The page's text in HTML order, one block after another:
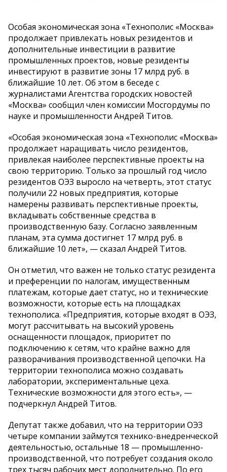
Особая экономическая зона «Технополис «Москва»
продолжает привлекать новых резидентов и
дополнительные инвестиции в развитие
промышленных проектов, новые резиденты
инвестируют в развитие зоны 17 млрд руб. в
ближайшие 10 лет. Об этом в беседе с
журналистами Агентства городских новостей
«Москва» сообщил член комиссии Мосгордумы по
науке и промышленности Андрей Титов.
«Особая экономическая зона «Технополис «Москва»
продолжает наращивать число резидентов,
привлекая наиболее перспективные проекты на
свою территорию. Только за прошлый год число
резидентов ОЭЗ выросло на четверть, этот статус
получили 22 новых предприятия, которые
намерены развивать перспективные проекты,
вкладывать собственные средства в
производственную базу. Согласно заявленным
планам, эта сумма достигнет 17 млрд руб. в
ближайшие 10 лет», — сказал Андрей Титов.
Он отметил, что важен не только статус резидента
и преференции по налогам, имущественным
платежам, которые дает статус, но и технические
возможности, которые есть на площадках
технополиса. «Предприятия, которые входят в ОЭЗ,
могут рассчитывать на высокий уровень
оснащенности площадок, приоритет по
подключению к сетям, что крайне важно для
разворачивания производственной цепочки. На
территории технополиса можно создавать
лаборатории, экспериментальные цеха.
Технические возможности для этого есть», —
подчеркнул Андрей Титов.
Депутат также добавил, что на территории ОЭЗ
четыре компании займутся технико-внедренческой
деятельностью, остальные 18 — промышленно-
производственной, что потребует создания около
трех тысяч рабочих мест дополнительно. По его